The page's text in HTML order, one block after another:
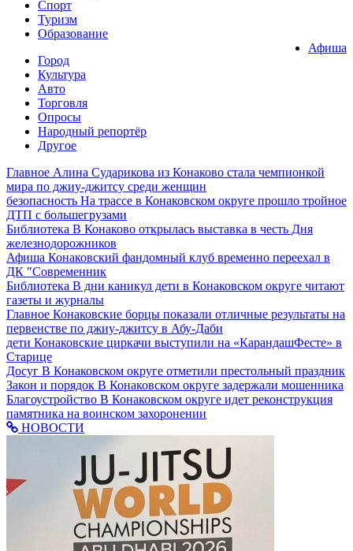
Спорт
Туризм
Образование
Афиша
Город
Культура
Авто
Торговля
Опросы
Народный репортёр
Другое
Главное Алина Сударикова из Конаково стала чемпионкой
мира по джиу-джитсу среди женщин
безопасность На трассе в Конаковском округе прошло тройное
ДТП с большегрузами
Библиотека В Конаково открылась выставка в честь Дня
железнодорожников
Афиша Конаковский фандомный клуб временно переехал в
ДК "Современник
Библиотека В дни каникул дети в Конаковском округе читают
газеты и журналы
Главное Конаковские борцы показали отличные результаты на
первенстве по джиу-джитсу в Абу-Даби
дети Конаковские циркачи выступили на «КарандашФесте» в
Старице
Досуг В Конаковском округе отметили престольный праздник
Закон и порядок В Конаковском округе задержали мошенника
Благоустройство В Конаковском округе идет реконструкция
памятника на воинском захоронении
НОВОСТИ